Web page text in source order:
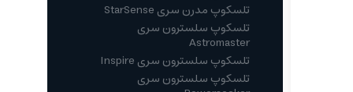
تلسکوپ مدرن سری StarSense
تلسکوپ سلسترون سری
Astromaster
تلسکوپ سلسترون سری Inspire
تلسکوپ سلسترون سری